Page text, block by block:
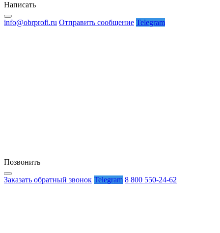
Написать
info@obrprofi.ru Отправить сообщение Telegram
Позвонить
Заказать обратный звонок Telegram 8 800 550-24-62